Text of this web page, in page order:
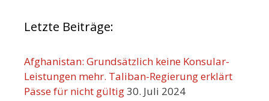
Letzte Beiträge:
Afghanistan: Grundsätzlich keine Konsular-
Leistungen mehr. Taliban-Regierung erklärt
Pässe für nicht gültig30. Juli 2024